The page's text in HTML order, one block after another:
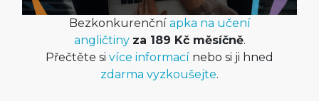
Bezkonkurenční apka na učení
angličtiny za 189 Kč měsíčně.
Přečtěte si více informací nebo si ji hned
zdarma vyzkoušejte.